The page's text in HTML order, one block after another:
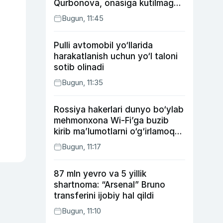
Qurbonova, onasiga kutilmagan
sovg‘a tayyorlagan Umid vines,
xonanda Rayhon nimadan xafa?
Bugun, 11:45
Pulli avtomobil yo‘llarida
harakatlanish uchun yo‘l taloni
sotib olinadi
Bugun, 11:35
Rossiya hakerlari dunyo bo‘ylab
mehmonxona Wi-Fi’ga buzib
kirib ma’lumotlarni o‘g‘irlamoqda
— Microsoft
Bugun, 11:17
87 mln yevro va 5 yillik
shartnoma: “Arsenal” Bruno
transferini ijobiy hal qildi
Bugun, 11:10